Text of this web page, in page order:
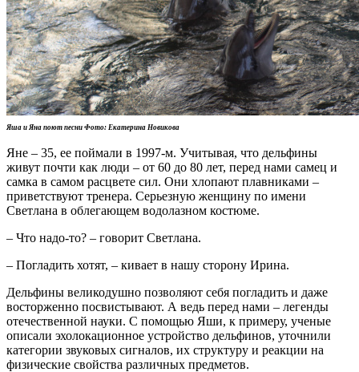
Яша и Яна поют песни Фото: Екатерина Новикова
Яне – 35, ее поймали в 1997-м. Учитывая, что дельфины
живут почти как люди – от 60 до 80 лет, перед нами самец и
самка в самом расцвете сил. Они хлопают плавниками –
приветствуют тренера. Серьезную женщину по имени
Светлана в облегающем водолазном костюме.
– Что надо-то? – говорит Светлана.
– Погладить хотят, – кивает в нашу сторону Ирина.
Дельфины великодушно позволяют себя погладить и даже
восторженно посвистывают. А ведь перед нами – легенды
отечественной науки. С помощью Яши, к примеру, ученые
описали эхолокационное устройство дельфинов, уточнили
категории звуковых сигналов, их структуру и реакции на
физические свойства различных предметов.